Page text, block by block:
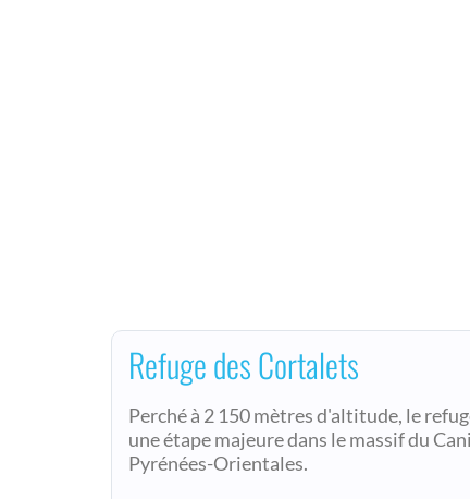
Refuge des Cortalets
Perché à 2 150 mètres d'altitude, le
une étape majeure dans le massif du
Pyrénées-Orientales.